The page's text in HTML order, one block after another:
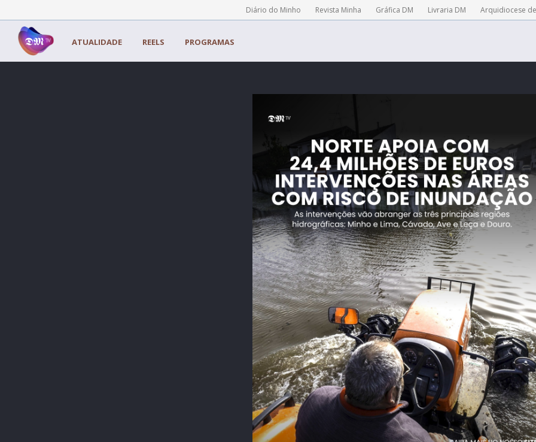
Diário do Minho Revista Minha Gráfica DM Livraria DM Arquidiocese
ATUALIDADE REELS PROGRAMAS